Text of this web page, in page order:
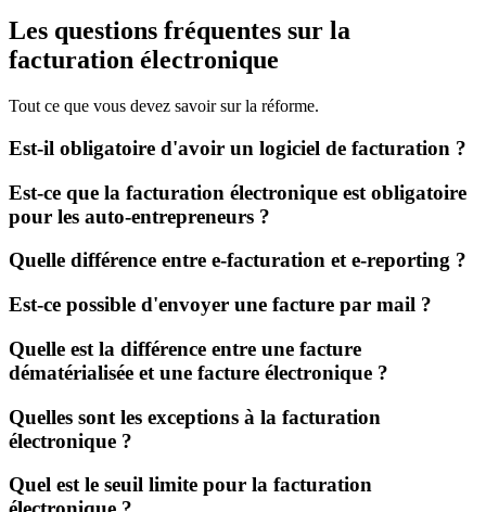
Les questions fréquentes sur la
facturation électronique
Tout ce que vous devez savoir sur la réforme.
Est-il obligatoire d'avoir un logiciel de facturation ?
Est-ce que la facturation électronique est obligatoire
pour les auto-entrepreneurs ?
Quelle différence entre e-facturation et e-reporting ?
Est-ce possible d'envoyer une facture par mail ?
Quelle est la différence entre une facture
dématérialisée et une facture électronique ?
Quelles sont les exceptions à la facturation
électronique ?
Quel est le seuil limite pour la facturation